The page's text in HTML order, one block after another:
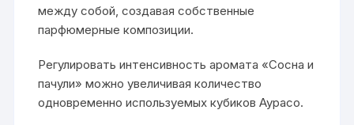
между собой, создавая собственные
парфюмерные композиции.
Регулировать интенсивность аромата «Сосна и
пачули» можно увеличивая количество
одновременно используемых кубиков Аурасо.